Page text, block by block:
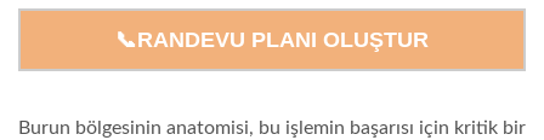
📞RANDEVU PLANI OLUŞTUR
Burun bölgesinin anatomisi, bu işlemin başarısı için kritik bir